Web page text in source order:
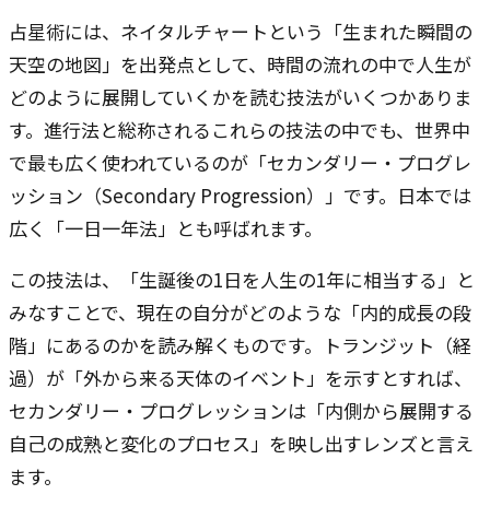
占星術には、ネイタルチャートという「生まれた瞬間の
天空の地図」を出発点として、時間の流れの中で人生が
どのように展開していくかを読む技法がいくつかありま
す。進行法と総称されるこれらの技法の中でも、世界中
で最も広く使われているのが「セカンダリー・プログレ
ッション（Secondary Progression）」です。日本では
広く「一日一年法」とも呼ばれます。
この技法は、「生誕後の1日を人生の1年に相当する」と
みなすことで、現在の自分がどのような「内的成長の段
階」にあるのかを読み解くものです。トランジット（経
過）が「外から来る天体のイベント」を示すとすれば、
セカンダリー・プログレッションは「内側から展開する
自己の成熟と変化のプロセス」を映し出すレンズと言え
ます。